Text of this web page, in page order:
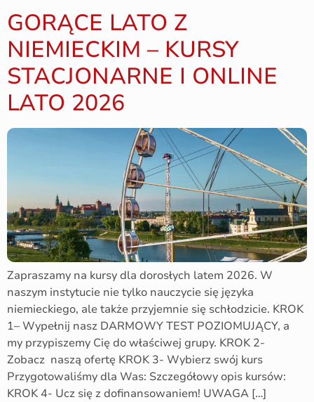
GORĄCE LATO Z
NIEMIECKIM – KURSY
STACJONARNE I ONLINE
LATO 2026
Zapraszamy na kursy dla dorosłych latem 2026. W
naszym instytucie nie tylko nauczycie się języka
niemieckiego, ale także przyjemnie się schłodzicie. KROK
1– Wypełnij nasz DARMOWY TEST POZIOMUJĄCY, a
my przypiszemy Cię do właściwej grupy. KROK 2-
Zobacz naszą ofertę KROK 3- Wybierz swój kurs
Przygotowaliśmy dla Was: Szczegółowy opis kursów:
KROK 4- Ucz się z dofinansowaniem! UWAGA […]